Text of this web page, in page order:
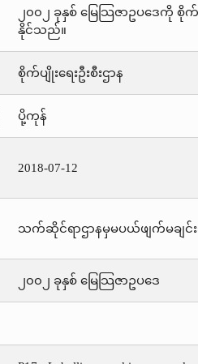
၂၀၀၂ ခုနှစ် မြေသြဇာဥပဒေကို
နိုင်သည်။
စိုက်ပျိုးရေးဦးစီးဌာန
ပို့ကုန်
2018-07-12
သက်ဆိုင်ရာဌာနမှမပယ်ဖျက်မချ
၂၀၀၂ ခုနှစ် မြေသြဇာဥပဒေ